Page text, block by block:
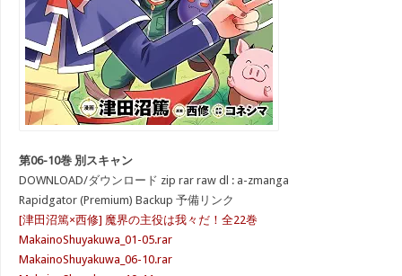
第06-10巻 別スキャン
DOWNLOAD/ダウンロード zip rar raw dl : a-zmanga
Rapidgator (Premium) Backup 予備リンク
[津田沼篤×西修] 魔界の主役は我々だ！全22巻
MakainoShuyakuwa_01-05.rar
MakainoShuyakuwa_06-10.rar